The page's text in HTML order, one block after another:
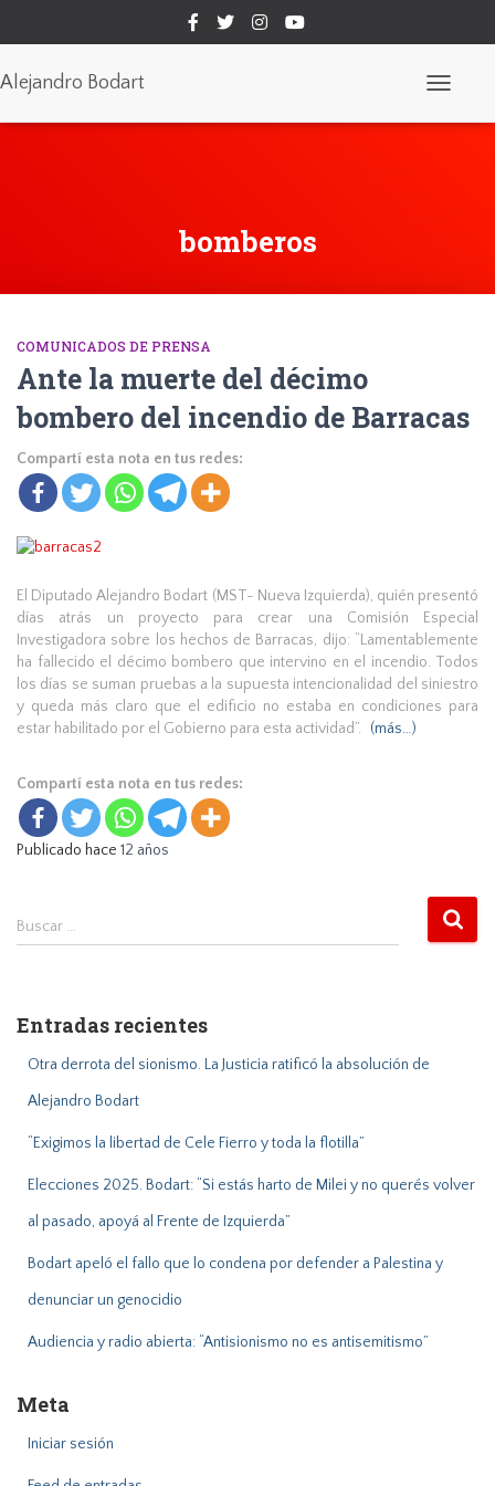
Alejandro Bodart
bomberos
COMUNICADOS DE PRENSA
Ante la muerte del décimo
bombero del incendio de Barracas
Compartí esta nota en tus redes:
El Diputado Alejandro Bodart (MST- Nueva Izquierda), quién presentó
días atrás un proyecto para crear una Comisión Especial
Investigadora sobre los hechos de Barracas, dijo: “Lamentablemente
ha fallecido el décimo bombero que intervino en el incendio. Todos
los días se suman pruebas a la supuesta intencionalidad del siniestro
y queda más claro que el edificio no estaba en condiciones para
estar habilitado por el Gobierno para esta actividad”.
(más…)
Compartí esta nota en tus redes:
Publicado hace 12 años
B
r
Buscar …
Entradas recientes
Otra derrota del sionismo. La Justicia ratificó la absolución de
Alejandro Bodart
“Exigimos la libertad de Cele Fierro y toda la flotilla”
Elecciones 2025. Bodart: “Si estás harto de Milei y no querés volver
al pasado, apoyá al Frente de Izquierda”
Bodart apeló el fallo que lo condena por defender a Palestina y
denunciar un genocidio
Audiencia y radio abierta: “Antisionismo no es antisemitismo”
Meta
Iniciar sesión